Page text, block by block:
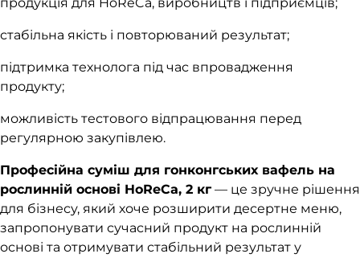
стабільна якість і повторюваний результат;
підтримка технолога під час впровадження
продукту;
можливість тестового відпрацювання перед
регулярною закупівлею.
Професійна суміш для гонконгських вафель на
рослинній основі HoReCa, 2 кг— це зручне рішення
для бізнесу, який хоче розширити десертне меню,
запропонувати сучасний продукт на рослинній
основі та отримувати стабільний результат у